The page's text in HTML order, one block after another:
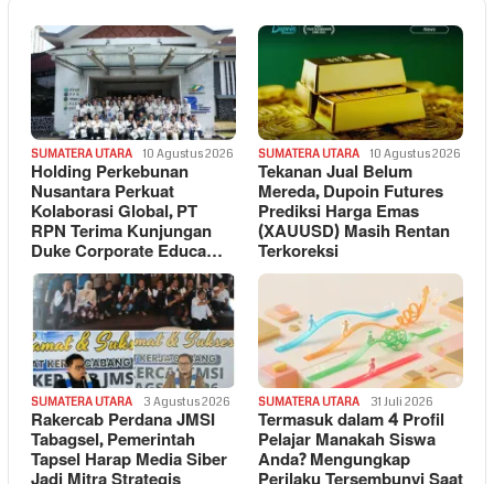
SUMATERA UTARA 10 Agustus 2026
Holding Perkebunan
Nusantara Perkuat
Kolaborasi Global, PT
RPN Terima Kunjungan
Duke Corporate Educa…
SUMATERA UTARA 10 Agustus 2026
Tekanan Jual Belum
Mereda, Dupoin Futures
Prediksi Harga Emas
(XAUUSD) Masih Rentan
Terkoreksi
SUMATERA UTARA 3 Agustus 2026
Rakercab Perdana JMSI
Tabagsel, Pemerintah
Tapsel Harap Media Siber
SUMATERA UTARA 31 Juli 2026
Termasuk dalam 4 Profil
Pelajar Manakah Siswa
Anda? Mengungkap